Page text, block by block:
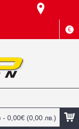
€
- 0,00€ (0,00 лв.)